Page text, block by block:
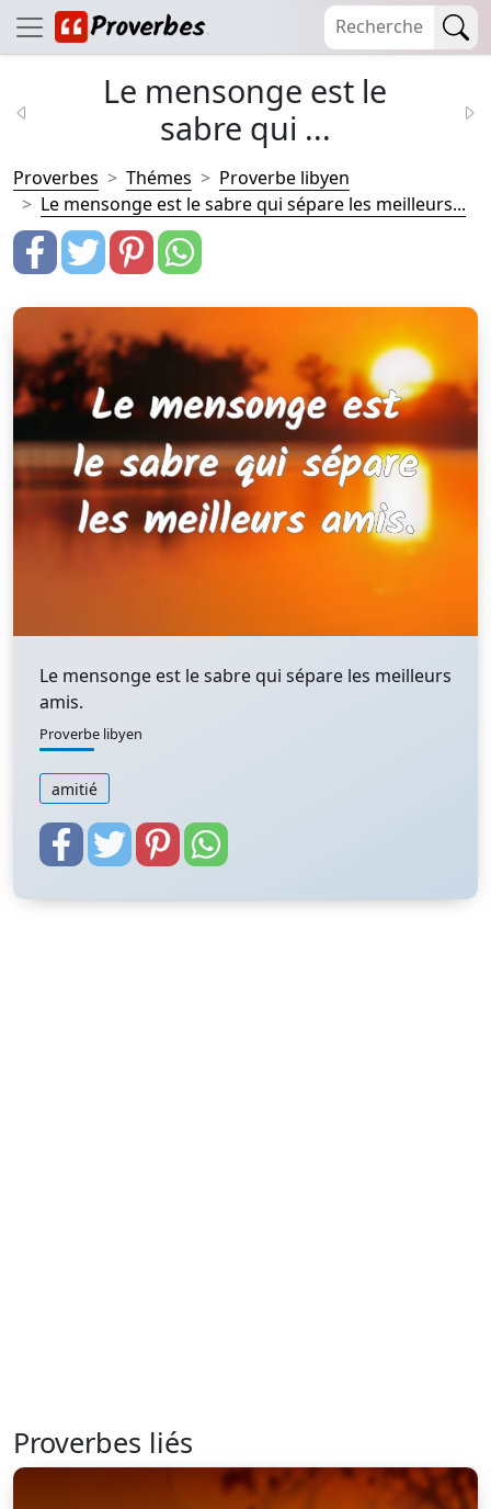
Le mensonge est le
sabre qui ...
Proverbes Thémes
Proverbe libyen
Le mensonge est le sabre qui sépare les meilleurs...
Le mensonge est le sabre qui sépare les meilleurs
amis.
Proverbe libyen
amitié
Proverbes liés